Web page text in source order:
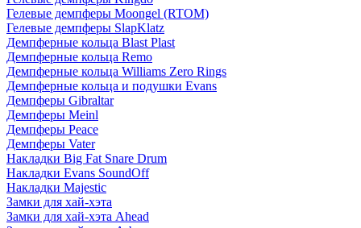
Гелевые демпферы Moongel (RTOM)
Гелевые демпферы SlapKlatz
Демпферные кольца Blast Plast
Демпферные кольца Remo
Демпферные кольца Williams Zero Rings
Демпферные кольца и подушки Evans
Демпферы Gibraltar
Демпферы Meinl
Демпферы Peace
Демпферы Vater
Накладки Big Fat Snare Drum
Накладки Evans SoundOff
Накладки Majestic
Замки для хай-хэта
Замки для хай-хэта Ahead